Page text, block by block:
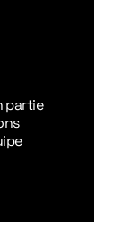
partie